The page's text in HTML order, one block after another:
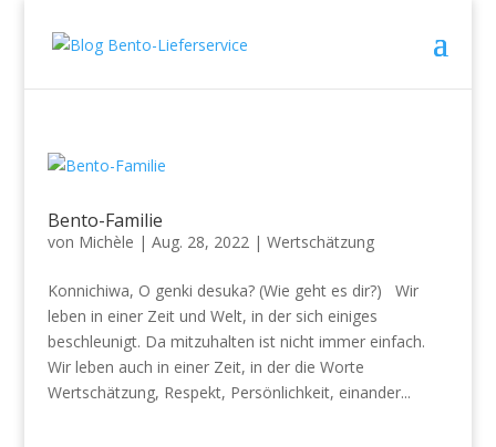
Bento-Familie
von Michèle | Aug. 28, 2022| Wertschätzung
Konnichiwa, O genki desuka? (Wie geht es dir?) Wir
leben in einer Zeit und Welt, in der sich einiges
beschleunigt. Da mitzuhalten ist nicht immer einfach.
Wir leben auch in einer Zeit, in der die Worte
Wertschätzung, Respekt, Persönlichkeit, einander...